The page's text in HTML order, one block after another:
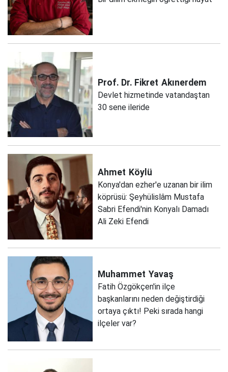
Prof. Dr. Fikret Akınerdem
Devlet hizmetinde vatandaştan
30 sene ileride
Ahmet Köylü
Konya'dan ezher'e uzanan bir ilim
köprüsü: Şeyhülislâm Mustafa
Sabri Efendi'nin Konyalı Damadı
Ali Zeki Efendi
Muhammet Yavaş
Fatih Özgökçen'in ilçe
başkanlarını neden değiştirdiği
ortaya çıktı! Peki sırada hangi
ilçeler var?